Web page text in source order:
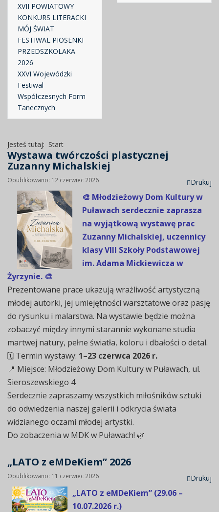
XVII POWIATOWY
KONKURS LITERACKI
MÓJ ŚWIAT
FESTIWAL PIOSENKI
PRZEDSZKOLAKA
2026
XXVI Wojewódzki
Festiwal
Współczesnych Form
Tanecznych
Jesteś tutaj: Start
Wystawa twórczości plastycznej
Zuzanny Michalskiej
Drukuj
Opublikowano: 12 czerwiec 2026
🎨 Młodzieżowy Dom Kultury w
Puławach serdecznie zaprasza
na wyjątkową wystawę prac
Zuzanny Michalskiej, uczennicy
klasy VIII Szkoły Podstawowej
im. Adama Mickiewicza w
Żyrzynie. 🎨
Prezentowane prace ukazują wrażliwość artystyczną
młodej autorki, jej umiejętności warsztatowe oraz pasję
do rysunku i malarstwa. Na wystawie będzie można
zobaczyć między innymi starannie wykonane studia
martwej natury, pełne światła, koloru i dbałości o detal.
🗓 Termin wystawy: 1–23 czerwca 2026 r.
📍 Miejsce: Młodzieżowy Dom Kultury w Puławach, ul.
Sieroszewskiego 4
Serdecznie zapraszamy wszystkich miłośników sztuki
do odwiedzenia naszej galerii i odkrycia świata
widzianego oczami młodej artystki.
Do zobaczenia w MDK w Puławach! 🌿
„LATO z eMDeKiem” 2026
Drukuj
Opublikowano: 11 czerwiec 2026
„LATO z eMDeKiem” (29.06 –
10.07.2026 r.)